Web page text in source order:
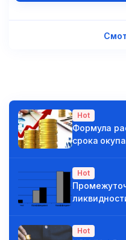
Hot
Формула
срока
Hot
Hot